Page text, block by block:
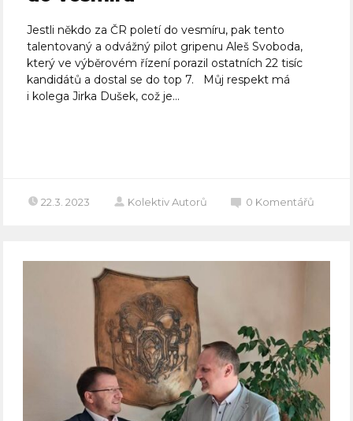
Jestli někdo za ČR poletí do vesmíru, pak tento
talentovaný a odvážný pilot gripenu Aleš Svoboda,
který ve výběrovém řízení porazil ostatních 22 tisíc
kandidátů a dostal se do top 7. Můj respekt má
i kolega Jirka Dušek, což je...
22.3. 2023 Kolektiv Autorů 0 Komentářů